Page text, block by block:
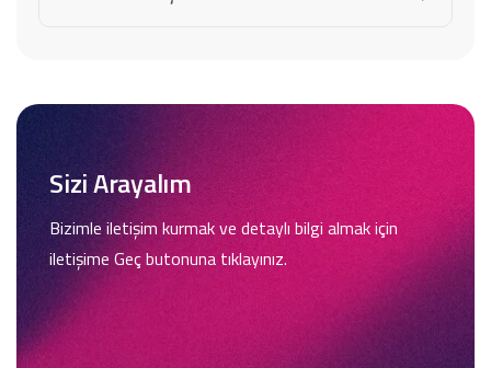
Sizi Arayalım
Bizimle iletişim kurmak ve detaylı bilgi almak için
iletişime Geç butonuna tıklayınız.